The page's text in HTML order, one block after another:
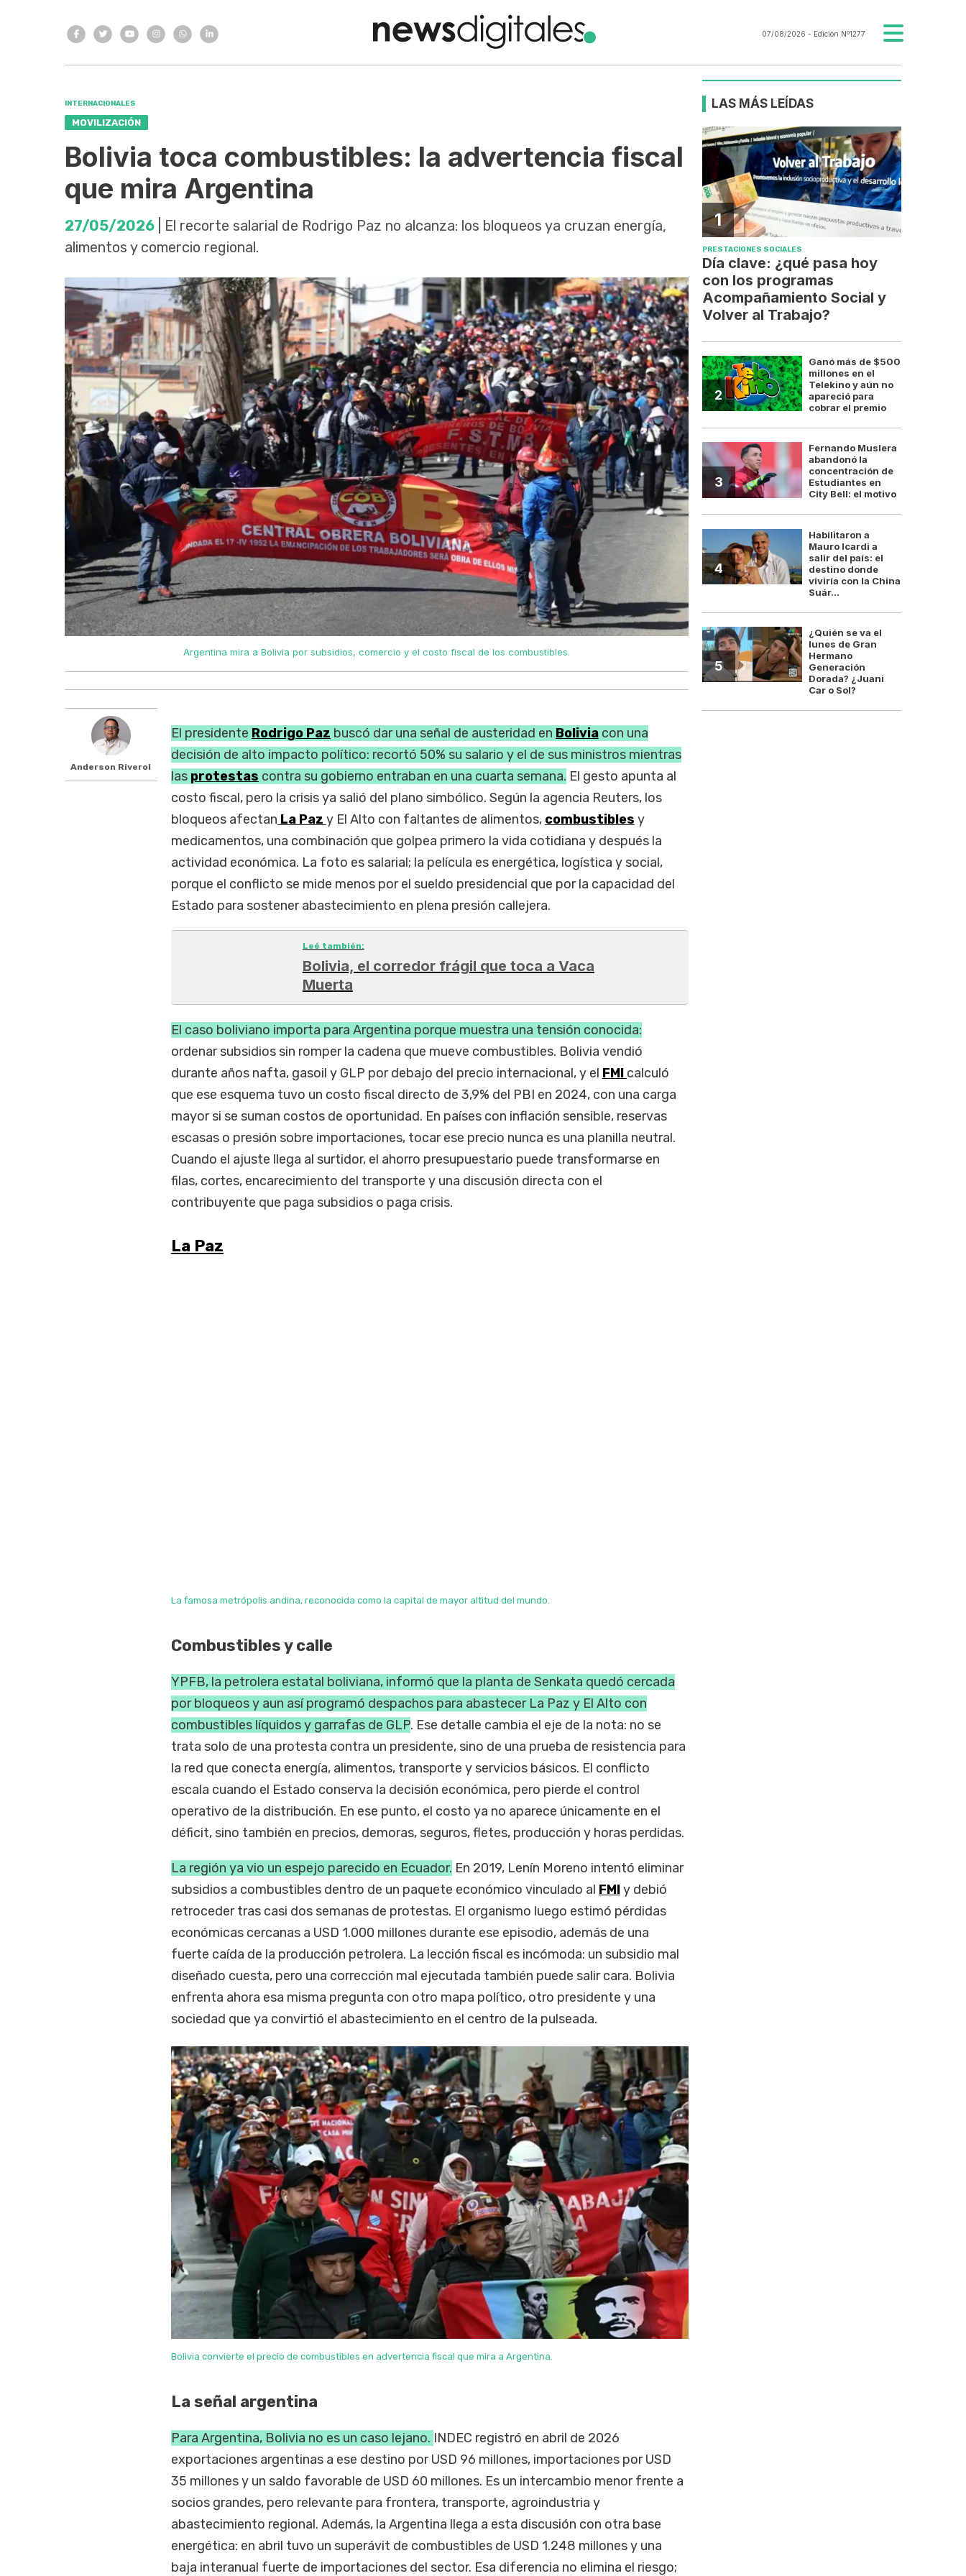
07/08/2026 - Edición Nº1277
INTERNACIONALES
MOVILIZACIÓN
Bolivia toca combustibles: la advertencia fiscal
que mira Argentina
27/05/2026 | El recorte salarial de Rodrigo Paz no alcanza: los bloqueos ya cruzan energía,
alimentos y comercio regional.
Argentina mira a Bolivia por subsidios, comercio y el costo fiscal de los combustibles. Argentina mira a Bolivia por
Anderson Riverol
El presidente Rodrigo Paz buscó dar una señal de austeridad en Boliviacon una
decisión de alto impacto político: recortó 50% su salario y el de sus ministros mientras
las protestas contra su gobierno entraban en una cuarta semana. El gesto apunta al
costo fiscal, pero la crisis ya salió del plano simbólico. Según la agencia Reuters, los
bloqueos afectan La Paz y El Alto con faltantes de alimentos, combustibles y
medicamentos, una combinación que golpea primero la vida cotidiana y después la
actividad económica. La foto es salarial; la película es energética, logística y social,
porque el conflicto se mide menos por el sueldo presidencial que por la capacidad del
Estado para sostener abastecimiento en plena presión callejera.
Leé también:
Bolivia, el corredor frágil que toca a Vaca
Muerta
El caso boliviano importa para Argentina porque muestra una tensión conocida:
ordenar subsidios sin romper la cadena que mueve combustibles. Bolivia vendió
durante años nafta, gasoil y GLP por debajo del precio internacional, y el FMI calculó
que ese esquema tuvo un costo fiscal directo de 3,9% del PBI en 2024, con una carga
mayor si se suman costos de oportunidad. En países con inflación sensible, reservas
escasas o presión sobre importaciones, tocar ese precio nunca es una planilla neutral.
Cuando el ajuste llega al surtidor, el ahorro presupuestario puede transformarse en
filas, cortes, encarecimiento del transporte y una discusión directa con el
contribuyente que paga subsidios o paga crisis.
La Paz
La famosa metrópolis andina, reconocida como la capital de mayor altitud del mundo.
Combustibles y calle
YPFB, la petrolera estatal boliviana, informó que la planta de Senkata quedó cercada
por bloqueos y aun así programó despachos para abastecer La Paz y El Alto con
combustibles líquidos y garrafas de GLP. Ese detalle cambia el eje de la nota: no se
trata solo de una protesta contra un presidente, sino de una prueba de resistencia para
la red que conecta energía, alimentos, transporte y servicios básicos. El conflicto
escala cuando el Estado conserva la decisión económica, pero pierde el control
operativo de la distribución. En ese punto, el costo ya no aparece únicamente en el
déficit, sino también en precios, demoras, seguros, fletes, producción y horas perdidas.
La región ya vio un espejo parecido en Ecuador. En 2019, Lenín Moreno intentó eliminar
subsidios a combustibles dentro de un paquete económico vinculado al FMIy debió
retroceder tras casi dos semanas de protestas. El organismo luego estimó pérdidas
económicas cercanas a USD 1.000 millones durante ese episodio, además de una
fuerte caída de la producción petrolera. La lección fiscal es incómoda: un subsidio mal
diseñado cuesta, pero una corrección mal ejecutada también puede salir cara. Bolivia
enfrenta ahora esa misma pregunta con otro mapa político, otro presidente y una
sociedad que ya convirtió el abastecimiento en el centro de la pulseada.
Bolivia convierte el precio de combustibles en advertencia fiscal que mira a Argentina.
La señal argentina
Para Argentina, Bolivia no es un caso lejano. INDEC registró en abril de 2026
exportaciones argentinas a ese destino por USD 96 millones, importaciones por USD
35 millones y un saldo favorable de USD 60 millones. Es un intercambio menor frente a
socios grandes, pero relevante para frontera, transporte, agroindustria y
abastecimiento regional. Además, la Argentina llega a esta discusión con otra base
energética: en abril tuvo un superávit de combustibles de USD 1.248 millones y una
baja interanual fuerte de importaciones del sector. Esa diferencia no elimina el riesgo;
LAS MÁS LEÍDAS
1
PRESTACIONES SOCIALES
Día clave: ¿qué pasa hoy
con los programas
Acompañamiento Social y
Volver al Trabajo?
2
Ganó más de $500
millones en el
Telekino y aún no
apareció para
cobrar el premio
3
Fernando Muslera
abandonó la
concentración de
Estudiantes en
City Bell: el motivo
4
Habilitaron a
Mauro Icardi a
salir del país: el
destino donde
viviría con la China
Suár...
5
¿Quién se va el
lunes de Gran
Hermano
Generación
Dorada? ¿Juani
Car o Sol?